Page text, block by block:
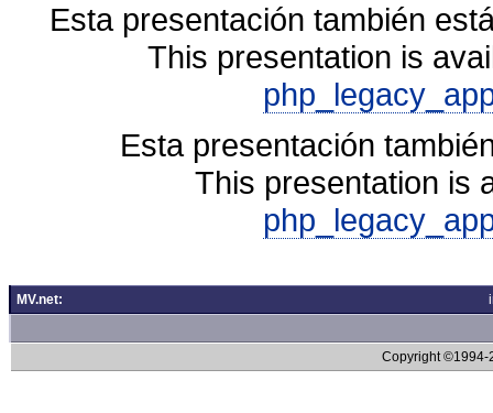
Esta presentación también
This presentation is
Esta presentación
This presentation is
MV.net:
Copyright ©1994-